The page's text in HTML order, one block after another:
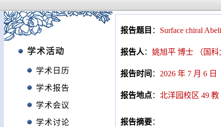
学术活动
学术日历
学术报告
学术会议
学术讨论
报告题目 ： Surface chiral
报告人 ： 姚旭平 博士 （国
报告时间 ： 2026 年 7 月 6 日
报告地点： 北洋园校区 49 教
报告摘要：